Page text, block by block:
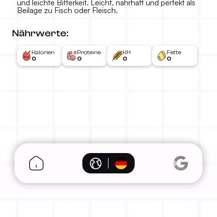
und leichte Bitterkeit. Leicht, nahrhaft und perfekt als
Beilage zu Fisch oder Fleisch.
Nährwerte:
Kalorien
0
Proteine
0
KH
0
Fette
0